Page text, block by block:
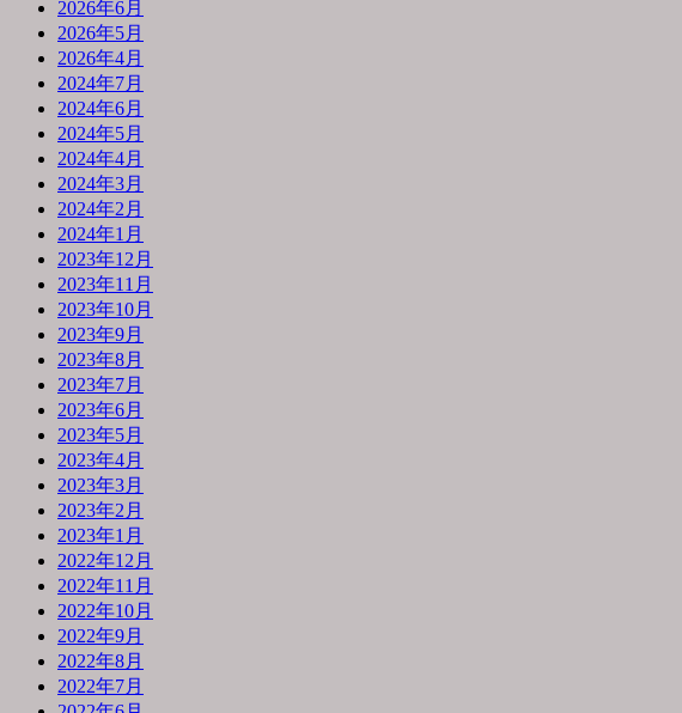
2026年6月
2026年5月
2026年4月
2024年7月
2024年6月
2024年5月
2024年4月
2024年3月
2024年2月
2024年1月
2023年12月
2023年11月
2023年10月
2023年9月
2023年8月
2023年7月
2023年6月
2023年5月
2023年4月
2023年3月
2023年2月
2023年1月
2022年12月
2022年11月
2022年10月
2022年9月
2022年8月
2022年7月